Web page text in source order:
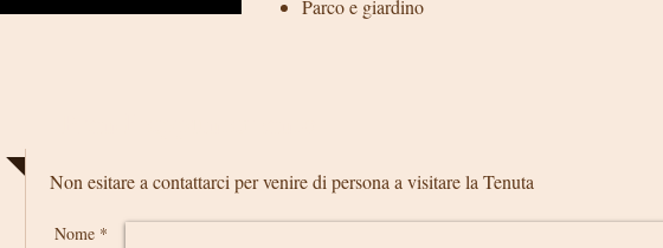
Parco e giardino
Non esitare a contattarci per venire di persona a visitare la Tenuta
Nome *